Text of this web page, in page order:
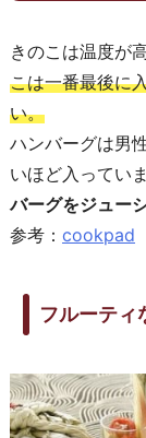
きのこは温度が
こは一番最後に
い。
ハンバーグは男
いほど入っていま
バーグをジュー
参考： cookpad
フルーティ